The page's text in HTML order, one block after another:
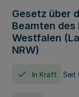
Gesetz über
Beamten des
Westfalen
NRW)
In Kraft Seit